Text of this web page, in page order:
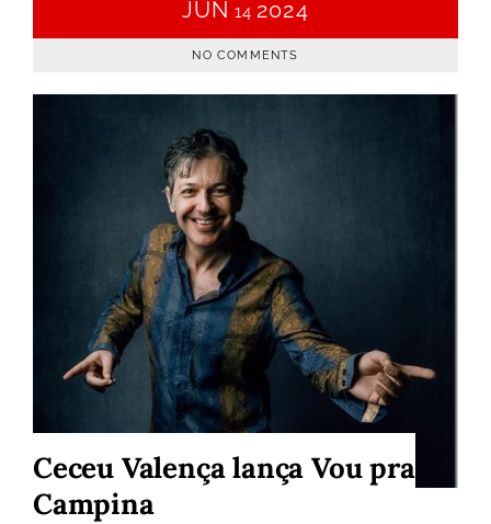
JUN 14 2024
NO COMMENTS
Ceceu Valença lança Vou pra
Campina